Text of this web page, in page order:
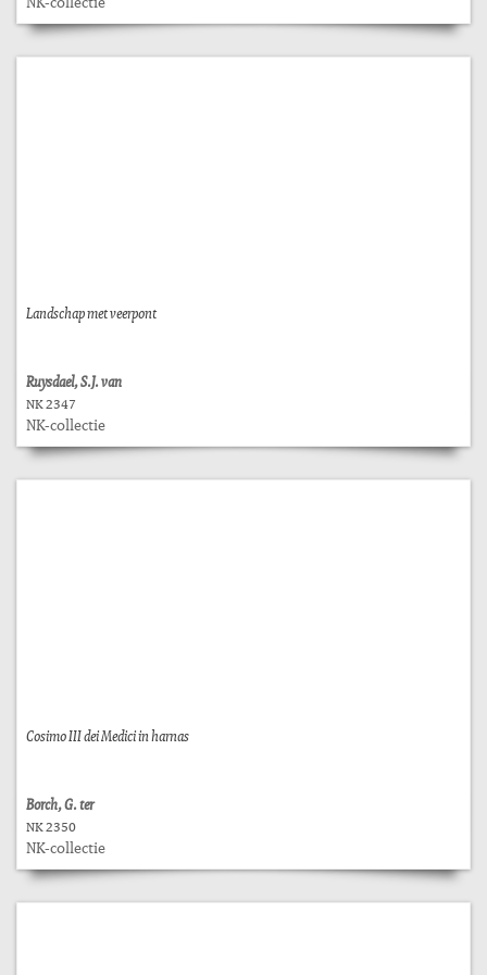
Landschap met veerpont
Ruysdael, S.J. van
NK 2347
NK-collectie
Cosimo III dei Medici in harnas
Borch, G. ter
NK 2350
NK-collectie